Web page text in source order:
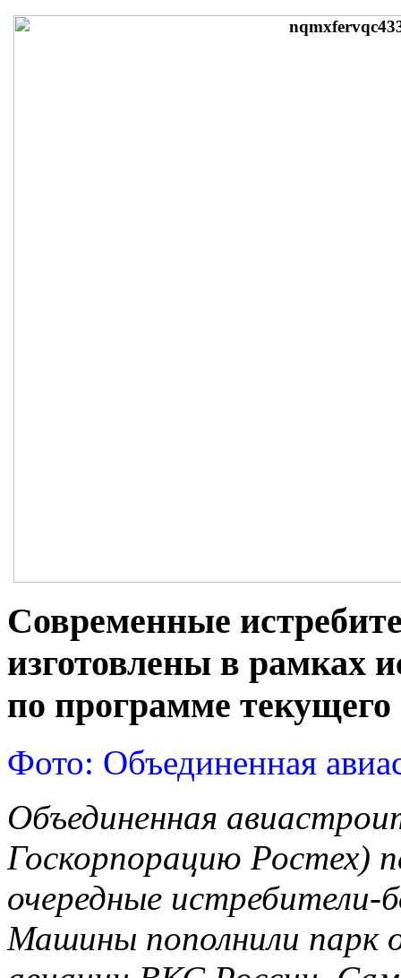
Современные
изготовлены в рамках
по программе текущего
Фото: Объединенная
Объединенная
Госкорпорацию Ростех)
очередные
Машины пополнили парк